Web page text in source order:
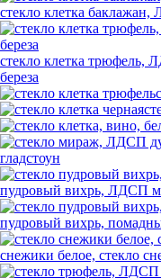
стекло клетка
стекло клетка
береза
гладстоун
пудровый вихрь, ЛДСП
пудровый вихрь,
снежики белое, стекло